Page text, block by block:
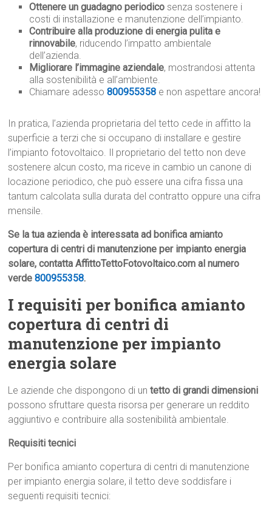
Ottenere un guadagno periodico senza sostenere i
costi di installazione e manutenzione dell’impianto.
Contribuire alla produzione di energia pulita e
rinnovabile, riducendo l’impatto ambientale
dell’azienda.
Migliorare l’immagine aziendale, mostrandosi attenta
alla sostenibilità e all’ambiente.
Chiamare adesso800955358 e non aspettare ancora!
In pratica, l’azienda proprietaria del tetto cede in affitto la
superficie a terzi che si occupano di installare e gestire
l’impianto fotovoltaico. Il proprietario del tetto non deve
sostenere alcun costo, ma riceve in cambio un canone di
locazione periodico, che può essere una cifra fissa una
tantum calcolata sulla durata del contratto oppure una cifra
mensile.
Se la tua azienda è interessata ad bonifica amianto
copertura di centri di manutenzione per impianto energia
solare, contatta AffittoTettoFotovoltaico.com al numero
verde800955358.
I requisiti per bonifica amianto
copertura di centri di
manutenzione per impianto
energia solare
Le aziende che dispongono di untetto di grandi dimensioni
possono sfruttare questa risorsa per generare un reddito
aggiuntivo e contribuire alla sostenibilità ambientale.
Requisiti tecnici
Per bonifica amianto copertura di centri di manutenzione
per impianto energia solare, il tetto deve soddisfare i
seguenti requisiti tecnici: